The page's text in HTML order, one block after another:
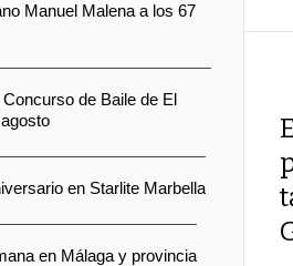
Manuel Malena a los 67
de Baile de El
en Starlite Marbella
en Málaga y provincia